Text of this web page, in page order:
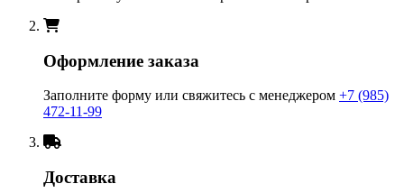
Оформление заказа
Заполните форму или свяжитесь с менеджером +7 (985)
472-11-99
Доставка